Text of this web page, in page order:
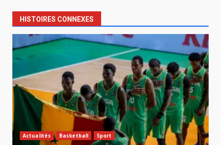
HISTOIRES CONNEXES
Actualités Basketball Sport